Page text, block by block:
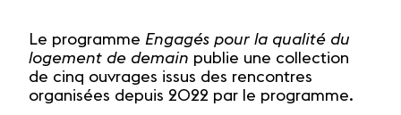
Le programme Engagés pour la qualité du
logement de demain publie une collection
de cinq ouvrages issus des rencontres
organisées depuis 2022 par le programme.